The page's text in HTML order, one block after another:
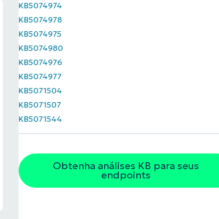
KB5074974
KB5074978
KB5074975
KB5074980
KB5074976
KB5074977
KB5071504
KB5071507
KB5071544
Obtenha análises KB para seus
endpoints